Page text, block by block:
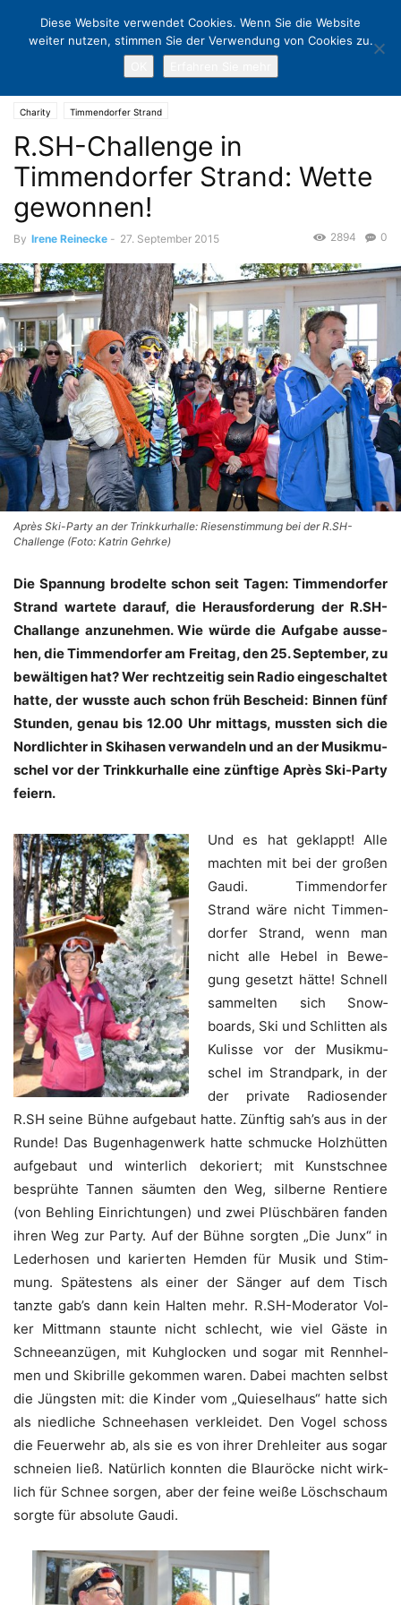
Charity Timmendorfer Strand
R.SH-Challenge in
Timmendorfer Strand: Wette
gewonnen!
By Irene Reinecke - 27. September 2015 0
2894
Après Ski-Party an der Trinkkurhalle: Riesenstimmung bei der R.SH-
Challenge (Foto: Katrin Gehrke)
Die Span­nung bro­del­te schon seit Tagen: Tim­men­dor­fer
Strand war­te­te dar­auf, die Her­aus­for­de­rung der R.SH-
Challange anzu­neh­men. Wie wür­de die Auf­ga­be aus­se­
hen, die Tim­men­dor­fer am Frei­tag, den 25. Sep­tem­ber, zu
bewäl­ti­gen hat? Wer recht­zei­tig sein Radio ein­ge­schal­tet
hat­te, der wuss­te auch schon früh Bescheid: Bin­nen fünf
Stun­den, genau bis 12.00 Uhr mit­tags, muss­ten sich die
Nord­lich­ter in Ski­ha­sen ver­wan­deln und an der Musik­mu­
schel vor der Trink­kur­hal­le eine zünf­ti­ge Après Ski-Par­ty
feiern.
Und es hat geklappt! Alle
mach­ten mit bei der gro­ßen
Gau­di. Tim­men­dor­fer
Strand wäre nicht Tim­men­
dor­fer Strand, wenn man
nicht alle Hebel in Bewe­
gung gesetzt hät­te! Schnell
sam­mel­ten sich Snow­
boards, Ski und Schlit­ten als
Kulis­se vor der Musik­mu­
schel im Strand­park, in der
der pri­va­te Radio­sen­der
R.SH sei­ne Büh­ne auf­ge­baut hat­te. Zünf­tig sah’s aus in der
Run­de! Das Bug­en­ha­gen­werk hat­te schmu­cke Holz­hüt­ten
auf­ge­baut und win­ter­lich deko­riert; mit Kunst­schnee
besprüh­te Tan­nen säum­ten den Weg, sil­ber­ne Ren­tie­re
(von Beh­ling Ein­rich­tun­gen) und zwei Plüsch­bä­ren fan­den
ihren Weg zur Par­ty. Auf der Büh­ne sorg­ten „Die Junx“ in
Leder­ho­sen und karier­ten Hem­den für Musik und Stim­
mung. Spä­tes­tens als einer der Sän­ger auf dem Tisch
tanz­te gab’s dann kein Hal­ten mehr. R.SH-Moderator Vol­
ker Mitt­mann staun­te nicht schlecht, wie viel Gäs­te in
Schnee­an­zü­gen, mit Kuh­glo­cken und sogar mit Renn­hel­
men und Ski­bril­le gekom­men waren. Dabei mach­ten selbst
die Jüngs­ten mit: die Kin­der vom „Quie­sel­haus“ hat­te sich
als nied­li­che Schnee­ha­sen ver­klei­det. Den Vogel schoss
die Feu­er­wehr ab, als sie es von ihrer Dreh­lei­ter aus sogar
schnei­en ließ. Natür­lich konn­ten die Blau­rö­cke nicht wirk­
lich für Schnee sor­gen, aber der fei­ne wei­ße Lösch­schaum
sorg­te für abso­lu­te Gaudi.
Diese Website verwendet Cookies. Wenn Sie die Website
weiter nutzen, stimmen Sie der Verwendung von Cookies zu.